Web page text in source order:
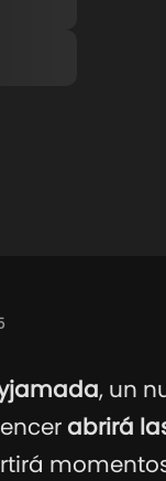
, un
abrirá